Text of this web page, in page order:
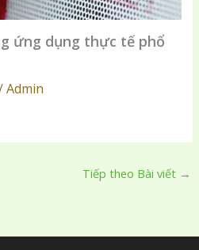
ứng dụng thực tế phổ
Admin
Tiếp theo Bài viết →